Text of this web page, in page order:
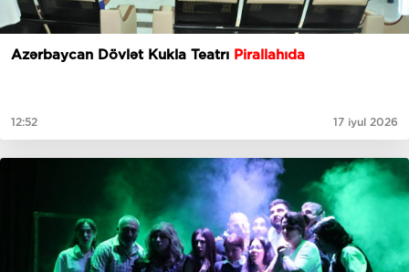
Azərbaycan Dövlət Kukla Teatrı Pirallahıda
12:52 17 iyul 2026